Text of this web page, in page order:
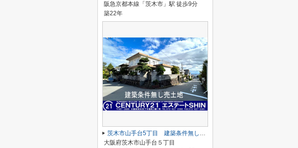
阪急京都本線「茨木市」駅 徒歩9分
築22年
茨木市山手台5丁目 建築条件無し売り土地
大阪府茨木市山手台５丁目